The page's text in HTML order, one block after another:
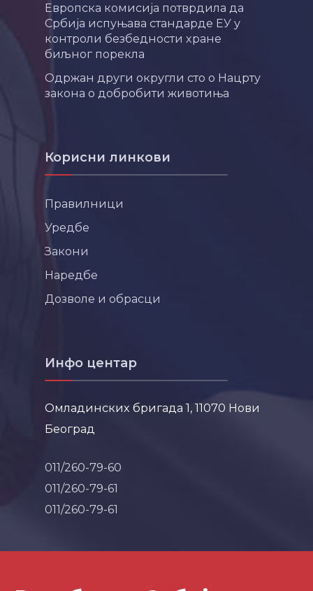
Европска комисија потврдила да
Србија испуњава стандарде ЕУ у
контроли безбедности хране
биљног порекла
Одржан други округли сто о Нацрту
закона о добробити животиња
Корисни линкови
Правилници
Уредбе
Закони
Наредбе
Дозволе и обрасци
Инфо центар
Омладинских бригада 1, 11070 Нови
Београд
011/260-79-60
011/260-79-61
011/260-79-61